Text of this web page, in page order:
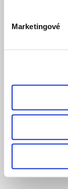
Marketingové